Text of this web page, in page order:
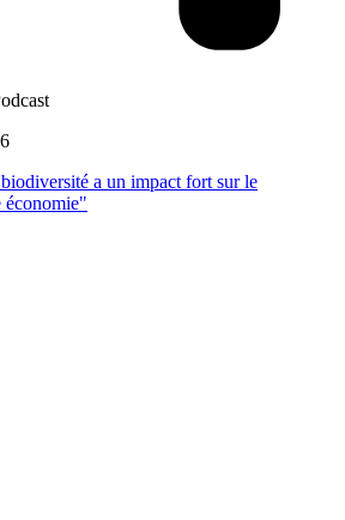
a un impact fort sur le
économie"